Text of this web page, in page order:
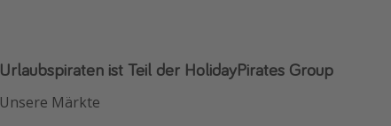
Urlaubspiraten ist Teil der HolidayPirates Group
Unsere Märkte